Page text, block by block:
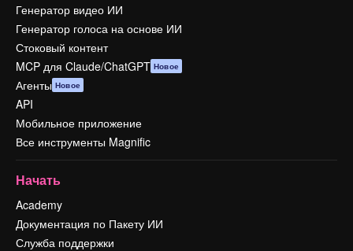
Генератор видео ИИ
Генератор голоса на основе ИИ
Стоковый контент
MCP для Claude/ChatGPT Новое
Агенты Новое
API
Мобильное приложение
Все инструменты Magnific
Начать
Academy
Документация по Пакету ИИ
Служба поддержки